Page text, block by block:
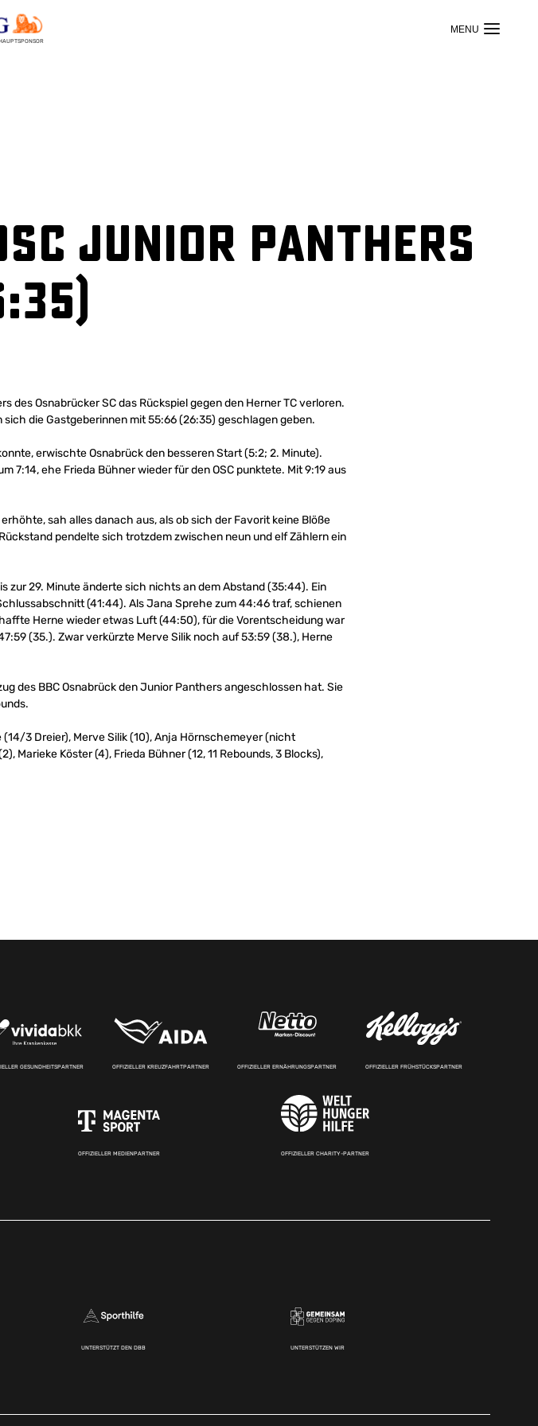
Junior Panthers
Osnabrücker SC das Rückspiel gegen den Herner TC verloren.
die Gastgeberinnen mit 55:66 (26:35) geschlagen geben.
erwischte Osnabrück den besseren Start (5:2; 2. Minute).
7:14, ehe Frieda Bühner wieder für den OSC punktete. Mit 9:19 aus
sah alles danach aus, als ob sich der Favorit keine Blöße
pendelte sich trotzdem zwischen neun und elf Zählern ein
zur 29. Minute änderte sich nichts an dem Abstand (35:44). Ein
(41:44). Als Jana Sprehe zum 44:46 traf, schienen
Herne wieder etwas Luft (44:50), für die Vorentscheidung war
(35.). Zwar verkürzte Merve Silik noch auf 53:59 (38.), Herne
des BBC Osnabrück den Junior Panthers angeschlossen hat. Sie
3 Dreier), Merve Silik (10), Anja Hörnschemeyer (nicht
Marieke Köster (4), Frieda Bühner (12, 11 Rebounds, 3 Blocks),
GESUNDHEITSPARTNER OFFIZIELLER KREUZFAHRTPARTNER OFFIZIELLER ERNÄHRUNGSPARTNER OFFIZIELLER FRÜHSTÜCKSPARTNER
OFFIZIELLER MEDIENPARTNER OFFIZIELLER CHARITY-PARTNER
UNTERSTÜTZT DEN DBB UNTERSTÜTZEN WIR